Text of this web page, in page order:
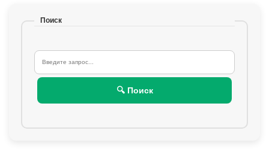
Поиск
🔍 Поиск